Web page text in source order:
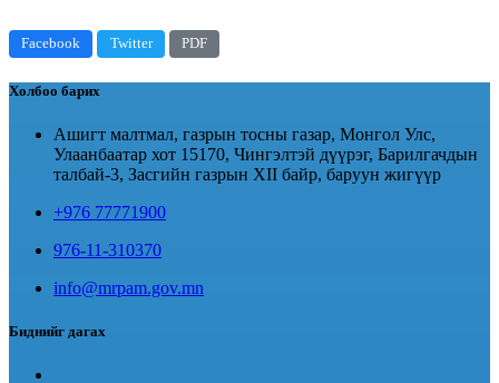
Facebook Twitter PDF
Холбоо барих
Ашигт малтмал, газрын тосны газар, Монгол Улс,
Улаанбаатар хот 15170, Чингэлтэй дүүрэг, Барилгачдын
талбай-3, Засгийн газрын XII байр, баруун жигүүр
+976 77771900
976-11-310370
info@mrpam.gov.mn
Биднийг дагах